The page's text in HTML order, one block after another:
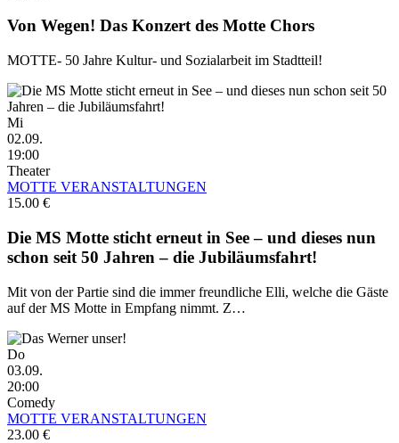
Von Wegen! Das Konzert des Motte Chors
MOTTE- 50 Jahre Kultur- und Sozialarbeit im Stadtteil!
Mi
02.09.
19:00
Theater
MOTTE VERANSTALTUNGEN
15.00 €
Die MS Motte sticht erneut in See – und dieses nun
schon seit 50 Jahren – die Jubiläumsfahrt!
Mit von der Partie sind die immer freundliche Elli, welche die Gäste
auf der MS Motte in Empfang nimmt. Z…
Do
03.09.
20:00
Comedy
MOTTE VERANSTALTUNGEN
23.00 €